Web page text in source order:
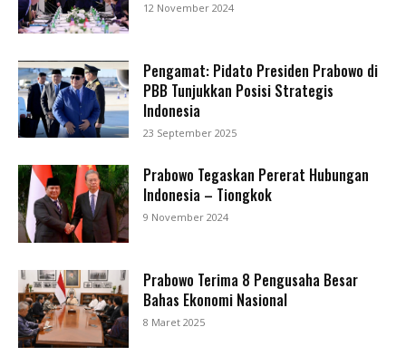
12 November 2024
Pengamat: Pidato Presiden Prabowo di
PBB Tunjukkan Posisi Strategis
Indonesia
23 September 2025
Prabowo Tegaskan Pererat Hubungan
Indonesia – Tiongkok
9 November 2024
Prabowo Terima 8 Pengusaha Besar
Bahas Ekonomi Nasional
8 Maret 2025